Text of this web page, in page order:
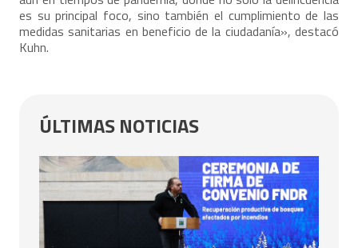
es su principal foco, sino también el cumplimiento de las
medidas sanitarias en beneficio de la ciudadanía», destacó
Kuhn.
ÚLTIMAS NOTICIAS